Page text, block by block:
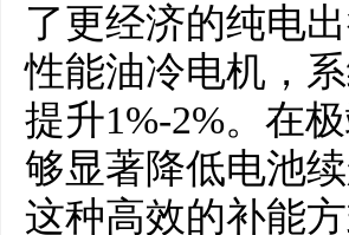
了更经济的纯电
性能油冷电机，
提升1%-2%。在
够显著降低电池
这种高效的补能